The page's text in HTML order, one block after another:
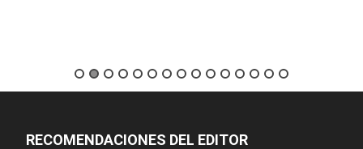
RECOMENDACIONES DEL EDITOR